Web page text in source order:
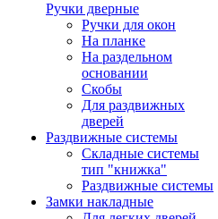
Ручки дверные
Ручки для окон
На планке
На раздельном
основании
Скобы
Для раздвижных
дверей
Раздвижные системы
Складные системы
тип "книжка"
Раздвижные системы
Замки накладные